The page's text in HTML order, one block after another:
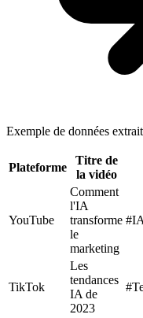
Exemple de données
Plateforme
Titre de
la vidéo
YouTube
Comment
l'IA
transforme
le
marketing
TikTok
Les
tendances
IA de
2023